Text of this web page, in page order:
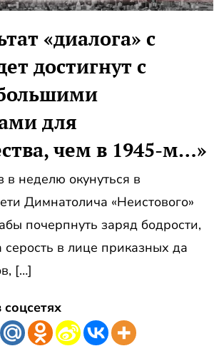
«диалога» с
достигнут с
для
чем в 1945-м…»
неделю окунуться в
Димнатолича «Неистового»
почерпнуть заряд бодрости,
в лице приказных да
[…]